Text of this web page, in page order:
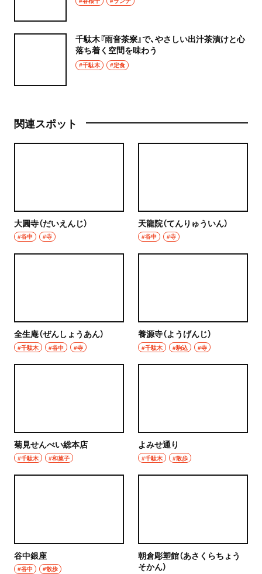
千駄木『雨音茶寮』で、やさしい出汁茶漬けと心
落ち着く空間を味わう
#千駄木 #定食
関連スポット
大圓寺（だいえんじ）
#谷中 #寺
天龍院（てんりゅういん）
#谷中 #寺
全生庵（ぜんしょうあん）
#千駄木 #谷中 #寺
養源寺（ようげんじ）
#千駄木 #駒込 #寺
菊見せんべい総本店
#千駄木 #和菓子
よみせ通り
#千駄木 #散歩
谷中銀座
#谷中 #散歩
朝倉彫塑館（あさくらちょう
そかん）